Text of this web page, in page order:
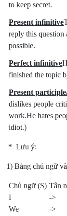
to keep secret.
Present infinitive
reply this question
possible.
Perfect infinitive
finished the topic
Present
dislikes people
work.He hates
idiot.)
* Lưu ý:
1) Bảng chủ ngữ
Chủ ngữ (S) Tân
I
->
We
->